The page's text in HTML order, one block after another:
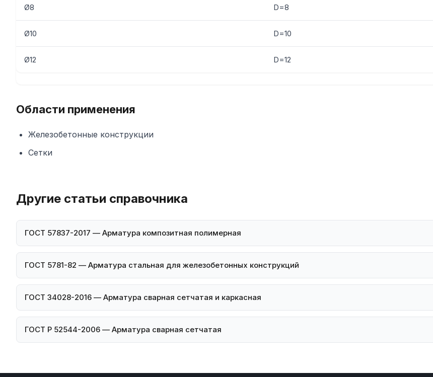
Ø8 D=8
Ø10 D=10
Ø12 D=12
Области применения
Железобетонные конструкции
Сетки
Другие статьи справочника
ГОСТ 57837-2017 — Арматура композитная полимерная
ГОСТ 5781-82 — Арматура стальная для железобетонных конструкций
ГОСТ 34028-2016 — Арматура сварная сетчатая и каркасная
ГОСТ Р 52544-2006 — Арматура сварная сетчатая